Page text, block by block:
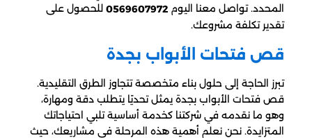
المحدد. تواصل معنا اليوم 0569607972 للحصول على
تقدير تكلفة مشروعك.
قص فتحات الأبواب بجدة
تبرز الحاجة إلى حلول بناء متخصصة تتجاوز الطرق التقليدية.
قص فتحات الأبواب بجدة يمثل تحديًا يتطلب دقة ومهارة،
وهو ما نقدمه في شركتنا كخدمة أساسية تلبي احتياجاتك
المتزايدة. نحن نعلم أهمية هذه المرحلة في مشاريعك، حيث